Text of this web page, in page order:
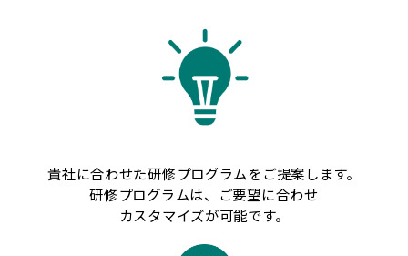
貴社に合わせた研修プログラムをご提案します。
研修プログラムは、ご要望に合わせ
カスタマイズが可能です。